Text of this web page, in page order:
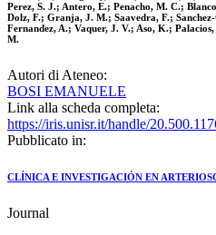
Perez, S. J.; Antero, E.; Penacho, M. C.;
Dolz, F.; Granja, J. M.; Saavedra, F.;
Fernandez, A.; Vaquer, J. V.; Aso, K.;
M.
Autori di Ateneo:
BOSI EMANUELE
Link alla scheda completa:
https://iris.unisr.it/handle/
Pubblicato in:
CLÍNICA E INVESTIGACIÓN EN
Journal